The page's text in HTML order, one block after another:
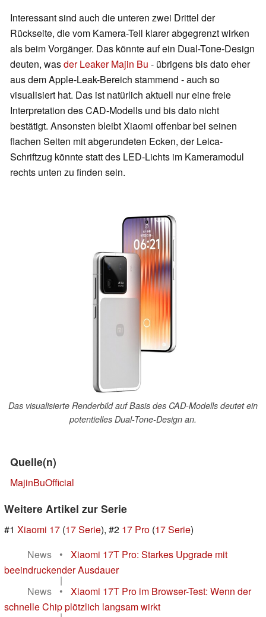
Interessant sind auch die unteren zwei Drittel der
Rückseite, die vom Kamera-Teil klarer abgegrenzt wirken
als beim Vorgänger. Das könnte auf ein Dual-Tone-Design
deuten, wasder Leaker Majin Bu - übrigens bis dato eher
aus dem Apple-Leak-Bereich stammend - auch so
visualisiert hat. Das ist natürlich aktuell nur eine freie
Interpretation des CAD-Modells und bis dato nicht
bestätigt. Ansonsten bleibt Xiaomi offenbar bei seinen
flachen Seiten mit abgerundeten Ecken, der Leica-
Schriftzug könnte statt des LED-Lichts im Kameramodul
rechts unten zu finden sein.
Das visualisierte Renderbild auf Basis des CAD-Modells deutet ein
potentielles Dual-Tone-Design an.
Quelle(n)
MajinBuOfficial
Weitere Artikel zur Serie
#1 Xiaomi 17 (17 Serie), #2 17 Pro (17 Serie)
News
•
Xiaomi 17T Pro: Starkes Upgrade mit
beeindruckender Ausdauer
|
News
•
Xiaomi 17T Pro im Browser-Test: Wenn der
schnelle Chip plötzlich langsam wirkt